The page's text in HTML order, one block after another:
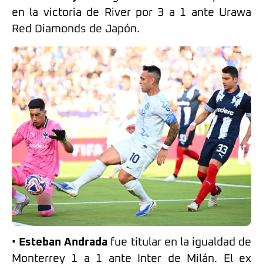
en la victoria de River por 3 a 1 ante Urawa
Red Diamonds de Japón.
• Esteban Andrada fue titular en la igualdad de
Monterrey 1 a 1 ante Inter de Milán. El ex